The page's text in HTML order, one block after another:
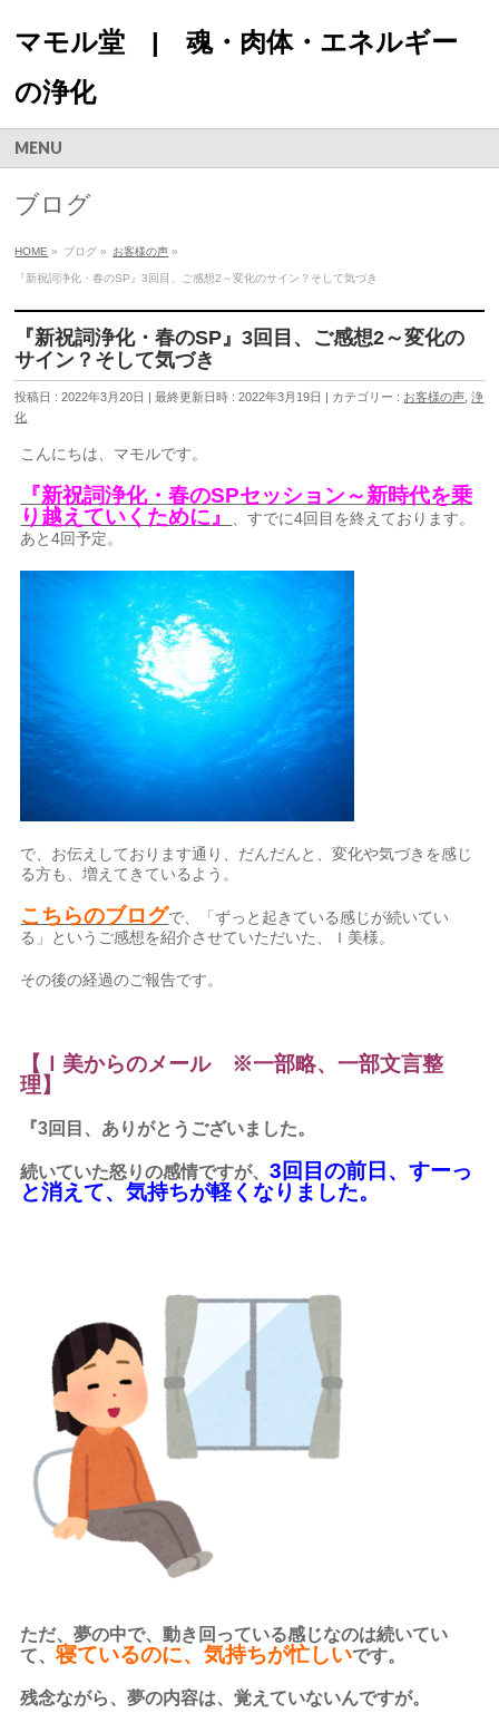
マモル堂 | 魂・肉体・エネルギー
の浄化
MENU
ブログ
HOME » ブログ » お客様の声 »
『新祝詞浄化・春のSP』3回目、ご感想2～変化のサイン？そして気づき
『新祝詞浄化・春のSP』3回目、ご感想2～変化の
サイン？そして気づき
投稿日 : 2022年3月20日 最終更新日時 : 2022年3月19日 カテゴリー : お客様の声 ,浄
化
こんにちは、マモルです。
『新祝詞浄化・春のSPセッション～新時代を乗
り越えていくために』
、すでに4回目を終えております。
あと4回予定。
で、お伝えしております通り、だんだんと、変化や気づきを感じ
る方も、増えてきているよう。
こちらのブログで、「ずっと起きている感じが続いてい
る」というご感想を紹介させていただいた、Ｉ美様。
その後の経過のご報告です。
【Ｉ美からのメール ※一部略、一部文言整
理】
『3回目、ありがとうございました。
続いていた怒りの感情ですが、3回目の前日、すーっ
と消えて、気持ちが軽くなりました。
ただ、夢の中で、動き回っている感じなのは続いてい
て、寝ているのに、気持ちが忙しいです。
残念ながら、夢の内容は、覚えていないんですが。